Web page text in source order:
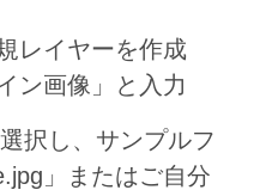
レイヤーを作成
ン画像」と入力
択し、サンプルフ
」またはご自分